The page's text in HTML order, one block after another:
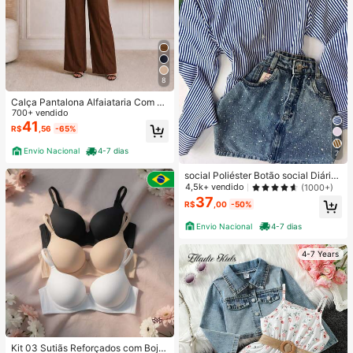
8
Calça Pantalona Alfaiataria Com Ci
nto Tendencia Outono Primavera 2
026
700+ vendido
R$41 ,56 -65%
Envio Nacional 4-7 dias
Kit 03 Sutiãs Reforçados com Bojo
7
social Poliéster Botão social Diário
PRIMAVERA/VERAO/INVERNO
4,5k+ vendido (1000+)
R$37 ,00 -50%
Envio Nacional 4-7 dias
4-7 Years